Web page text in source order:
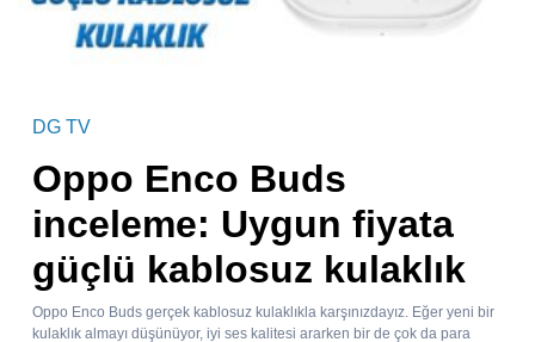
DG TV
Oppo Enco Buds
inceleme: Uygun fiyata
güçlü kablosuz kulaklık
Oppo Enco Buds gerçek kablosuz kulaklıkla karşınızdayız. Eğer yeni bir
kulaklık almayı düşünüyor, iyi ses kalitesi ararken bir de çok da para